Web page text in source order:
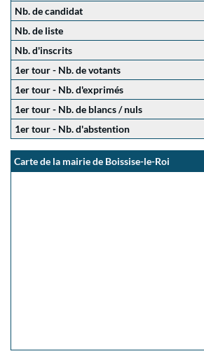
Nb. de candidat
Nb. de liste
Nb. d'inscrits
1er tour - Nb. de votants
1er tour - Nb. d'exprimés
1er tour - Nb. de blancs / nuls
1er tour - Nb. d'abstention
Carte de la mairie de Boissise-le-Roi